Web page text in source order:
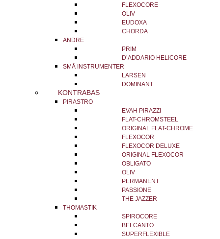
FLEXOCORE
OLIV
EUDOXA
CHORDA
ANDRE
PRIM
D’ADDARIO HELICORE
SMÅ INSTRUMENTER
LARSEN
DOMINANT
KONTRABAS
PIRASTRO
EVAH PIRAZZI
FLAT-CHROMSTEEL
ORIGINAL FLAT-CHROME
FLEXOCOR
FLEXOCOR DELUXE
ORIGINAL FLEXOCOR
OBLIGATO
OLIV
PERMANENT
PASSIONE
THE JAZZER
THOMASTIK
SPIROCORE
BELCANTO
SUPERFLEXIBLE